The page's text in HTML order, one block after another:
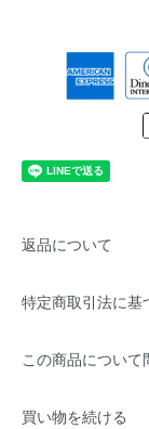
返品について
特定商取引法に基
この商品について
買い物を続ける